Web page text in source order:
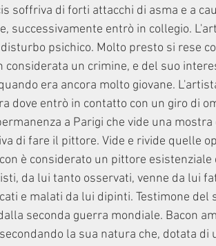
soffriva di forti attacchi di asma e a
successivamente entrò in collegio.
psichico. Molto presto si rese
considerata un crimine, e del suo
era ancora molto giovane.
dove entrò in contatto con un giro di
a Parigi che vide una
di fare il pittore. Vide e rivide quelle
è considerato un pittore esistenziale
da lui tanto osservati, venne da lui
e malati da lui dipinti. Testimone del
seconda guerra mondiale. Bacon
la sua natura che, dotata di